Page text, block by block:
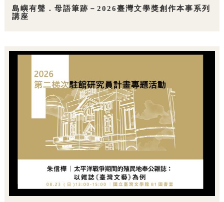
島嶼有聲．母語筆跡－2026臺灣文學獎創作本事系列
講座